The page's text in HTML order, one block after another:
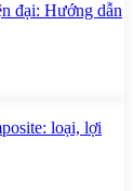
đại: Hướng dẫn
loại, lợi